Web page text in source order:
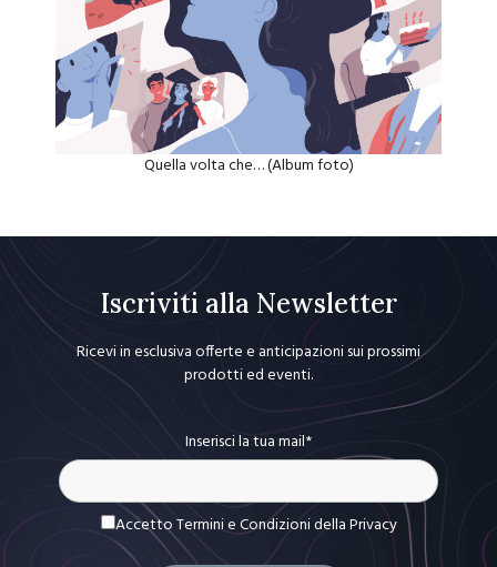
Quella volta che… (Album foto)
Iscriviti alla Newsletter
Ricevi in esclusiva offerte e anticipazioni sui prossimi
prodotti ed eventi.
Inserisci la tua mail*
Accetto Termini e Condizionidella Privacy